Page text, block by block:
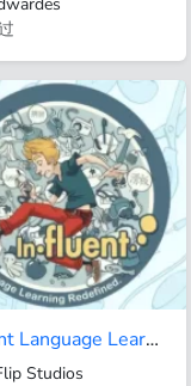
Influent Language Learning Game
Studios